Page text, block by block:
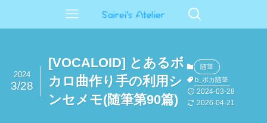
[VOCALOID] とあるボ
カロ曲作り手の利用シ
ンセメモ(随筆第90篇)
2024
3/28
随筆
b_ボカ随筆
2024-03-28
2026-04-21